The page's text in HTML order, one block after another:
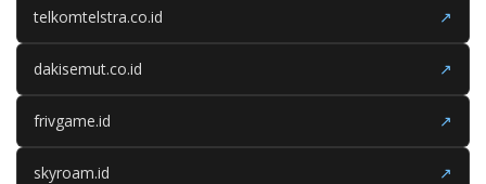
telkomtelstra.co.id ↗
dakisemut.co.id ↗
frivgame.id ↗
skyroam.id ↗